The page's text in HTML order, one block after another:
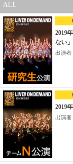
ALL
2019
ない
出演者
2019
出演者